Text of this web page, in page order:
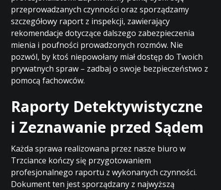
przeprowadzanych czynności oraz sporządzamy
szczegółowy raport z inspekcji, zawierający
rekomendacje dotyczące dalszego zabezpieczenia
mienia i poufności prowadzonych rozmów. Nie
pozwól, by ktoś niepowołany miał dostęp do Twoich
prywatnych spraw – zadbaj o swoje bezpieczeństwo z
pomocą fachowców.
Raporty Detektywistyczne
i Zeznawanie przed Sądem
Każda sprawa realizowana przez nasze biuro w
Trzciance kończy się przygotowaniem
profesjonalnego raportu z wykonanych czynności.
Dokument ten jest sporządzany z najwyższą